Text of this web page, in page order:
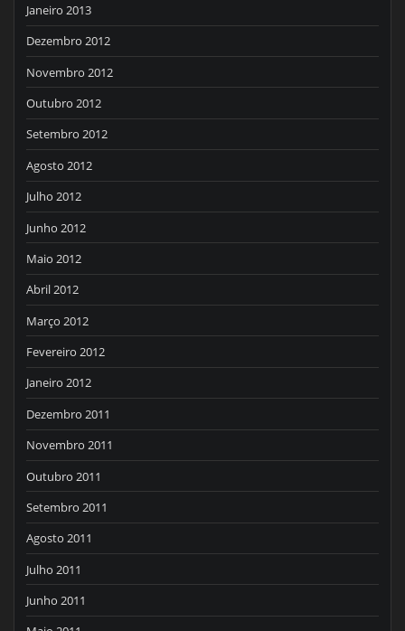
Janeiro 2013
Dezembro 2012
Novembro 2012
Outubro 2012
Setembro 2012
Agosto 2012
Julho 2012
Junho 2012
Maio 2012
Abril 2012
Março 2012
Fevereiro 2012
Janeiro 2012
Dezembro 2011
Novembro 2011
Outubro 2011
Setembro 2011
Agosto 2011
Julho 2011
Junho 2011